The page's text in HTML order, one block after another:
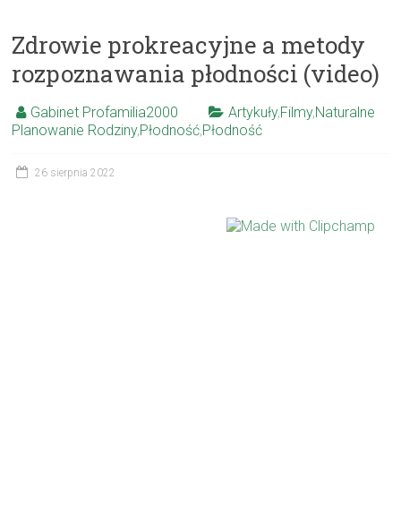
Zdrowie prokreacyjne a metody
rozpoznawania płodności (video)
Gabinet Profamilia2000 Artykuły,Filmy,Naturalne
Planowanie Rodziny,Płodność,Płodność
26 sierpnia 2022